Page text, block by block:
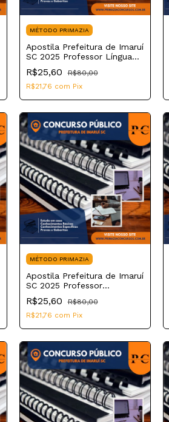
MÉTODO PRIMAZIA
Apostila Prefeitura de Imaruí
SC 2025 Professor Língua
Portuguesa
R$25,60
R$80,00
R$21,76 com Pix
MÉTODO PRIMAZIA
Apostila Prefeitura de Imaruí
SC 2025 Professor
Educação Física
R$25,60
R$80,00
R$21,76 com Pix